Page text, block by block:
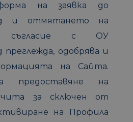
на заявка до
и отмятането на
съгласие с ОУ
преглежда, одобрява и
на Сайта.
предоставяне на
за сключен от
на Профила